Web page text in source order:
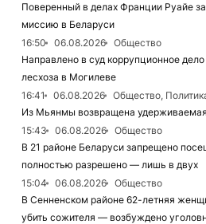
Поверенный в делах Франции Руайе
миссию в Беларуси
16:50
06.08.2026
Общество
Направлено в суд коррупционное дело
лесхоза в Могилеве
16:41
06.08.2026
Общество,
Из Мьянмы возвращена
15:43
06.08.2026
Общество
В 21 районе Беларуси запрещено
полностью разрешено — лишь в двух
15:04
06.08.2026
Общество
В Сенненском районе 62-летняя
убить сожителя — возбуждено